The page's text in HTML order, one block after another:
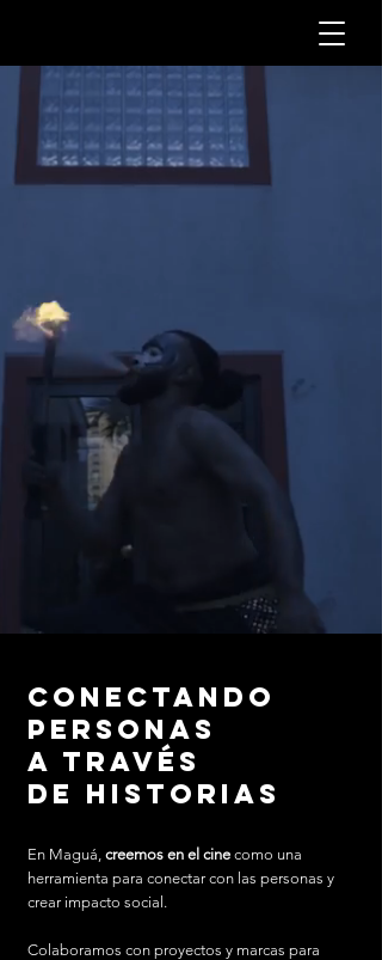
Conectando
personas
a través
de historias
En Maguá, creemos en el cine como una
herramienta para conectar con las personas y
crear impacto social.
Colaboramos con proyectos y marcas para